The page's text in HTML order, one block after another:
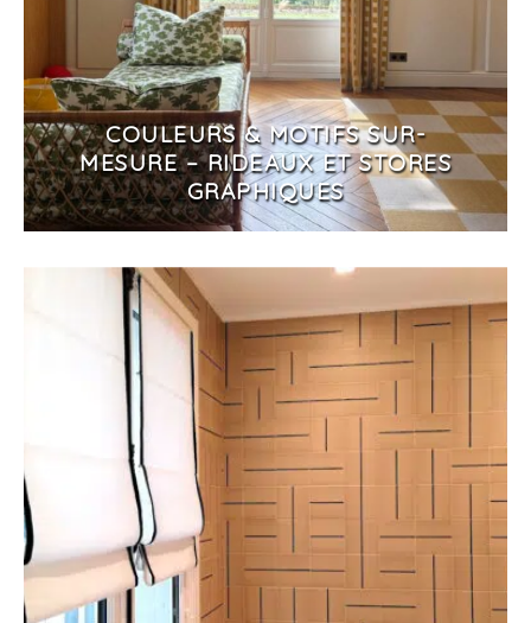
COULEURS & MOTIFS SUR-
MESURE – RIDEAUX ET STORES
GRAPHIQUES